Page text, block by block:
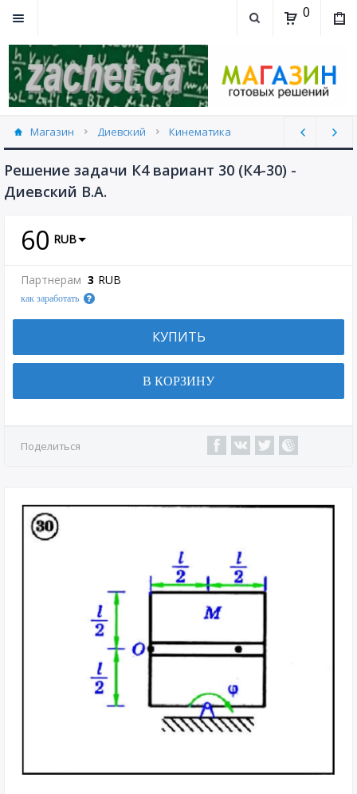
0
Магазин Диевский
Кинематика
К4 (30)
Решение задачи К4 вариант 30 (К4-30) -
Диевский В.А.
60 RUB
Партнерам 3 RUB
как заработать
КУПИТЬ
В КОРЗИНУ
Поделиться